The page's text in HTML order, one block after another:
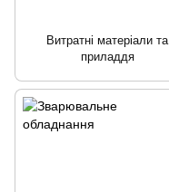
Витратні матеріали та
приладдя